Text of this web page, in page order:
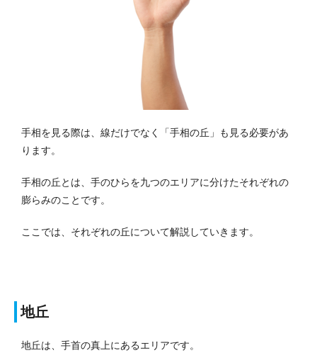
手相を見る際は、線だけでなく「手相の丘」も見る必要があ
ります。
手相の丘とは、手のひらを九つのエリアに分けたそれぞれの
膨らみのことです。
ここでは、それぞれの丘について解説していきます。
地丘
地丘は、手首の真上にあるエリアです。